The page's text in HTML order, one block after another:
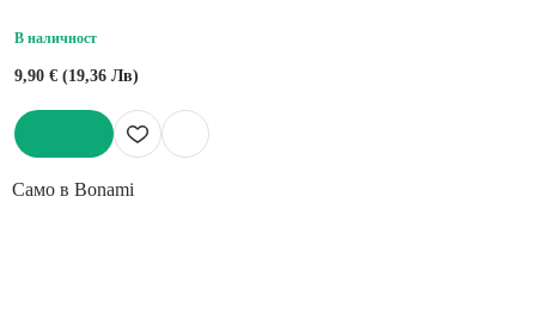
В наличност
9,90 € (19,36 Лв)
Само в Bonami